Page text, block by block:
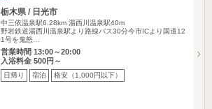
栃木県 / 日光市
中三依温泉駅6.28km 湯西川温泉駅40m
野岩鉄道湯西川温泉駅より路線バス30分今市ICより国道12
1号を鬼怒…
営業時間 13:00～20:00
入浴料金 500円～
日帰り 宿泊 格安（1,000円以下）